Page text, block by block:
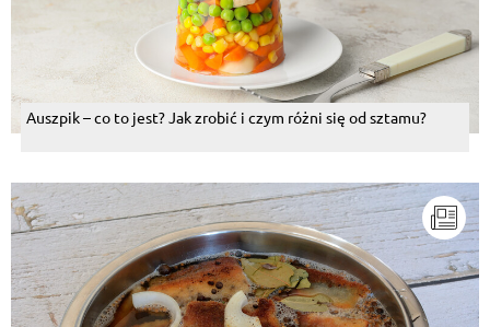
Auszpik – co to jest? Jak zrobić i czym różni się od sztamu?